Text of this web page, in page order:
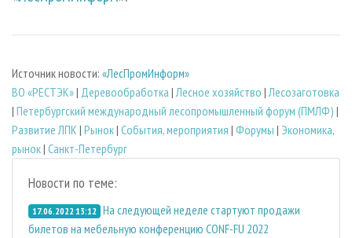
Источник новости: «ЛесПромИнформ»
ВО «РЕСТЭК»| Деревообработка |Лесное хозяйство |Лесозаготовка
| Петербургский международный лесопромышленный форум (ПМЛФ) |
Развитие ЛПК | Рынок| События, мероприятия | Форумы | Экономика,
рынок| Санкт-Петербург
Новости по теме:
17.06.2022 13:12 На следующей неделе стартуют продажи
билетов на мебельную конференцию CONF-FU 2022